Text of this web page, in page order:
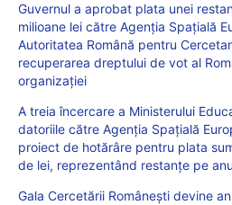
Guvernul a aprobat plata unei
milioane lei către Agenția Spațială
Autoritatea Română pentru
recuperarea dreptului de vot al
organizației
A treia încercare a Ministerului
datoriile către Agenția Spațială
proiect de hotărâre pentru plata
de lei, reprezentând restanțe pe
Gala Cercetării Românești devine